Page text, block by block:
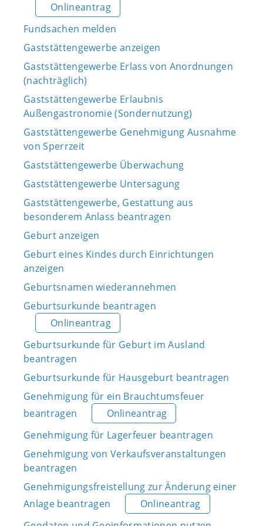
Onlineantrag
Fundsachen melden
Gaststättengewerbe anzeigen
Gaststättengewerbe Erlass von Anordnungen
(nachträglich)
Gaststättengewerbe Erlaubnis
Außengastronomie (Sondernutzung)
Gaststättengewerbe Genehmigung Ausnahme
von Sperrzeit
Gaststättengewerbe Überwachung
Gaststättengewerbe Untersagung
Gaststättengewerbe, Gestattung aus
besonderem Anlass beantragen
Geburt anzeigen
Geburt eines Kindes durch Einrichtungen
anzeigen
Geburtsnamen wiederannehmen
Geburtsurkunde beantragen
Onlineantrag
Geburtsurkunde für Geburt im Ausland
beantragen
Geburtsurkunde für Hausgeburt beantragen
Genehmigung für ein Brauchtumsfeuer
beantragen
Onlineantrag
Genehmigung für Lagerfeuer beantragen
Genehmigung von Verkaufsveranstaltungen
beantragen
Genehmigungsfreistellung zur Änderung einer
Anlage beantragen
Onlineantrag